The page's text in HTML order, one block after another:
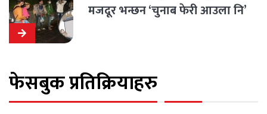
मजदूर भन्छन ‘चुनाब फेरी आउला नि’
फेसबुक प्रतिक्रियाहरु